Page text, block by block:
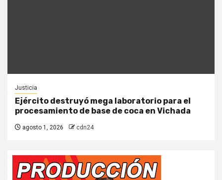
Justicia
Ejército destruyó mega laboratorio para el
procesamiento de base de coca en Vichada
agosto 1, 2026 cdn24